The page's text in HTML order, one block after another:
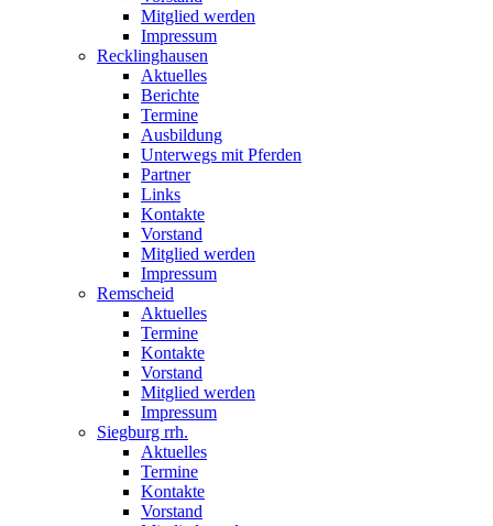
Mitglied werden
Impressum
Recklinghausen
Aktuelles
Berichte
Termine
Ausbildung
Unterwegs mit Pferden
Partner
Links
Kontakte
Vorstand
Mitglied werden
Impressum
Remscheid
Aktuelles
Termine
Kontakte
Vorstand
Mitglied werden
Impressum
Siegburg rrh.
Aktuelles
Termine
Kontakte
Vorstand